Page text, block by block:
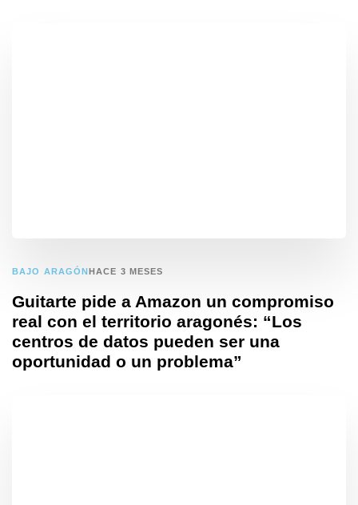
BAJO ARAGÓNHACE 3 MESES
Guitarte pide a Amazon un compromiso
real con el territorio aragonés: “Los
centros de datos pueden ser una
oportunidad o un problema”